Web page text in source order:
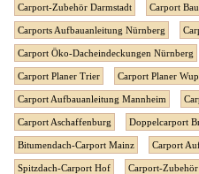
Carport-Zubehör Darmstadt Carport
Carports Aufbauanleitung Nürnberg
Carport Öko-Dacheindeckungen Nürnberg
Carport Planer Trier Carport Planer
Carport Aufbauanleitung Mannheim
Carport Aschaffenburg Doppelcarport
Bitumendach-Carport Mainz Carport
Spitzdach-Carport Hof Carport-